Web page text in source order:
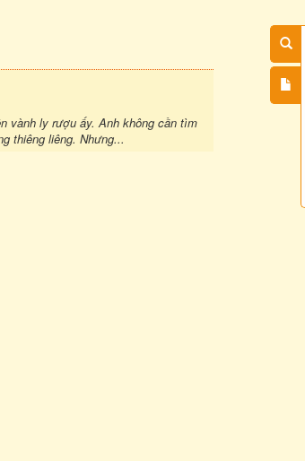
vành ly rượu ấy. Anh không cần tìm
thiêng liêng. Nhưng...